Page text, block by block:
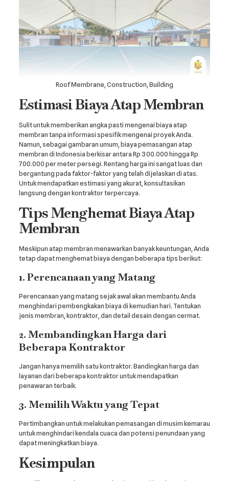
Roof Membrane, Construction, Building
Estimasi Biaya Atap Membran
Sulit untuk memberikan angka pasti mengenai biaya atap
membran tanpa informasi spesifik mengenai proyek Anda.
Namun, sebagai gambaran umum, biaya pemasangan atap
membran di Indonesia berkisar antara Rp 300.000 hingga Rp
700.000 per meter persegi. Rentang harga ini sangat luas dan
bergantung pada faktor-faktor yang telah dijelaskan di atas.
Untuk mendapatkan estimasi yang akurat, konsultasikan
langsung dengan kontraktor terpercaya.
Tips Menghemat Biaya Atap
Membran
Meskipun atap membran menawarkan banyak keuntungan, Anda
tetap dapat menghemat biaya dengan beberapa tips berikut:
1. Perencanaan yang Matang
Perencanaan yang matang sejak awal akan membantu Anda
menghindari pembengkakan biaya di kemudian hari. Tentukan
jenis membran, kontraktor, dan detail desain dengan cermat.
2. Membandingkan Harga dari
Beberapa Kontraktor
Jangan hanya memilih satu kontraktor. Bandingkan harga dan
layanan dari beberapa kontraktor untuk mendapatkan
penawaran terbaik.
3. Memilih Waktu yang Tepat
Pertimbangkan untuk melakukan pemasangan di musim kemarau
untuk menghindari kendala cuaca dan potensi penundaan yang
dapat meningkatkan biaya.
Kesimpulan